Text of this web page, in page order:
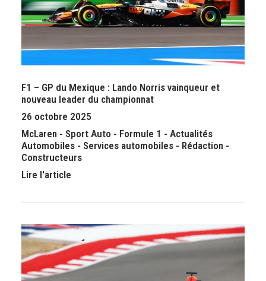
F1 – GP du Mexique : Lando Norris vainqueur et
nouveau leader du championnat
26 octobre 2025
McLaren - Sport Auto - Formule 1 - Actualités
Automobiles - Services automobiles - Rédaction -
Constructeurs
Lire l'article